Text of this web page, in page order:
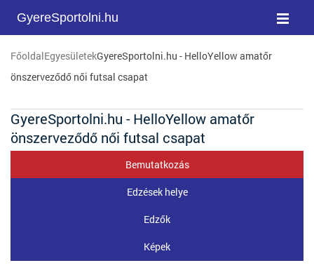
GyereSportolni.hu
FőoldalEgyesületekGyereSportolni.hu - HelloYellow amatőr
önszerveződő női futsal csapat
GyereSportolni.hu - HelloYellow amatőr
önszerveződő női futsal csapat
Bemutatkozás
Edzések helye
Edzők
Képek